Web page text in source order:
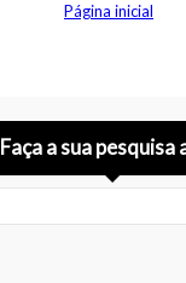
Página inicial
Faça a sua pesquisa